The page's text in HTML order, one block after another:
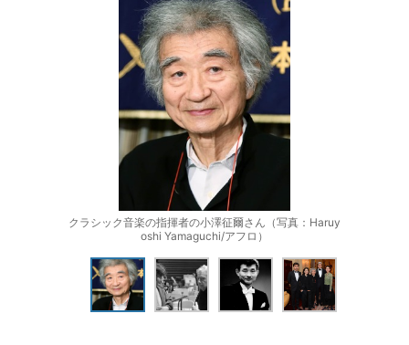
クラシック音楽の指揮者の小澤征爾さん（写真：Haruy
oshi Yamaguchi/アフロ）